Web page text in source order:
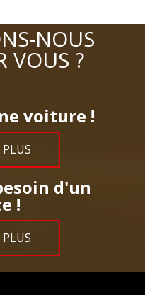
NOUS
VOUS ?
voiture !
d'un
!